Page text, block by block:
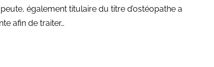
également titulaire du titre d’ostéopathe a
afin de traiter…